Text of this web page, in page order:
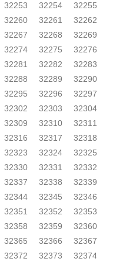
32253 32254
32255
32260 32261
32262
32267 32268
32269
32274 32275
32276
32281 32282
32283
32288 32289
32290
32295 32296
32297
32302 32303
32304
32309 32310
32311
32316 32317
32318
32323 32324
32325
32330 32331
32332
32337 32338
32339
32344 32345
32346
32351 32352
32353
32358 32359
32360
32365 32366
32367
32372 32373
32374